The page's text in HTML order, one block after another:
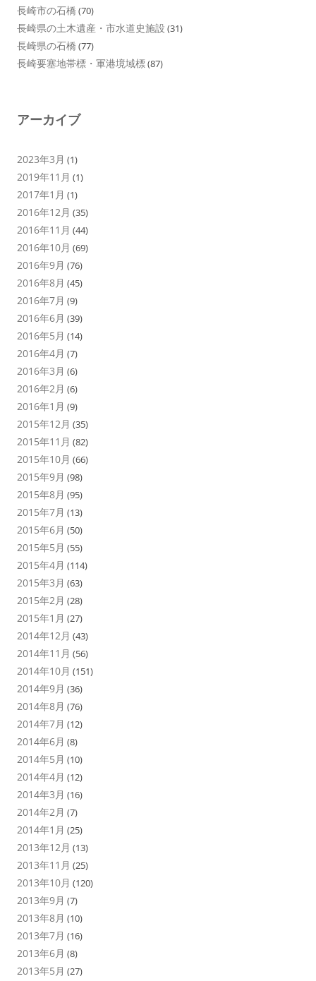
長崎市の石橋 (70)
長崎県の土木遺産・市水道史施設 (31)
長崎県の石橋 (77)
長崎要塞地帯標・軍港境域標(87)
アーカイブ
2023年3月 (1)
2019年11月 (1)
2017年1月 (1)
2016年12月 (35)
2016年11月 (44)
2016年10月 (69)
2016年9月 (76)
2016年8月 (45)
2016年7月 (9)
2016年6月 (39)
2016年5月 (14)
2016年4月 (7)
2016年3月 (6)
2016年2月 (6)
2016年1月 (9)
2015年12月 (35)
2015年11月 (82)
2015年10月 (66)
2015年9月 (98)
2015年8月 (95)
2015年7月 (13)
2015年6月 (50)
2015年5月 (55)
2015年4月 (114)
2015年3月 (63)
2015年2月 (28)
2015年1月 (27)
2014年12月 (43)
2014年11月 (56)
2014年10月 (151)
2014年9月 (36)
2014年8月 (76)
2014年7月 (12)
2014年6月 (8)
2014年5月 (10)
2014年4月 (12)
2014年3月 (16)
2014年2月 (7)
2014年1月 (25)
2013年12月 (13)
2013年11月 (25)
2013年10月 (120)
2013年9月 (7)
2013年8月 (10)
2013年7月 (16)
2013年6月 (8)
2013年5月 (27)